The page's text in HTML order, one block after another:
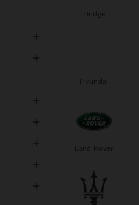







Dodge
Hyundai
Land Rover